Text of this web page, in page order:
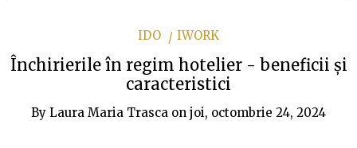
IDO IWORK
Închirierile în regim hotelier - beneficii și
caracteristici
By Laura Maria Trasca on joi, octombrie 24, 2024